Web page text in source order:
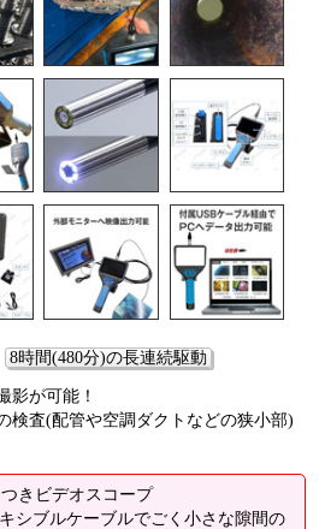
8時間(480分)の長連続駆動
影が可能！
検査(配管や空調ダクトなどの狭小部)
きビデオスコープ
シブルケーブルでごく小さな隙間の